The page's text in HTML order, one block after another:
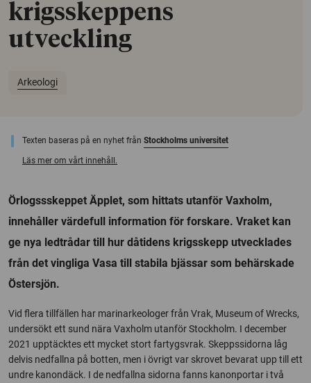
krigsskeppens
utveckling
Arkeologi
Texten baseras på en nyhet från Stockholms universitet
Läs mer om vårt innehåll.
Örlogssskeppet Äpplet, som hittats utanför Vaxholm,
innehåller värdefull information för forskare. Vraket kan
ge nya ledtrådar till hur dåtidens krigsskepp utvecklades
från det vingliga Vasa till stabila bjässar som behärskade
Östersjön.
Vid flera tillfällen har marinarkeologer från Vrak, Museum of Wrecks,
undersökt ett sund nära Vaxholm utanför Stockholm. I december
2021 upptäcktes ett mycket stort fartygsvrak. Skeppssidorna låg
delvis nedfallna på botten, men i övrigt var skrovet bevarat upp till ett
undre kanondäck. I de nedfallna sidorna fanns kanonportar i två